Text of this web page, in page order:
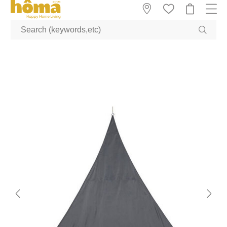
GTM-M23T38WX true